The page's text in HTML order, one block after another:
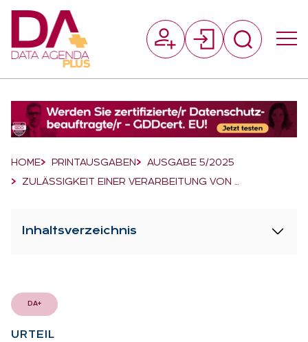
Breadcrumb-Navigation
HOME PRINTAUSGABEN
AUSGABE 5/2025
ZULÄSSIGKEIT EINER VERARBEITUNG VON …
Inhaltsverzeichnis
DA+
UR­TEIL